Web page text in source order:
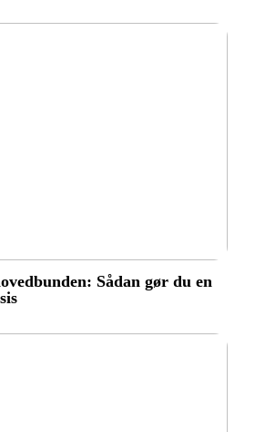
Sådan gør du en